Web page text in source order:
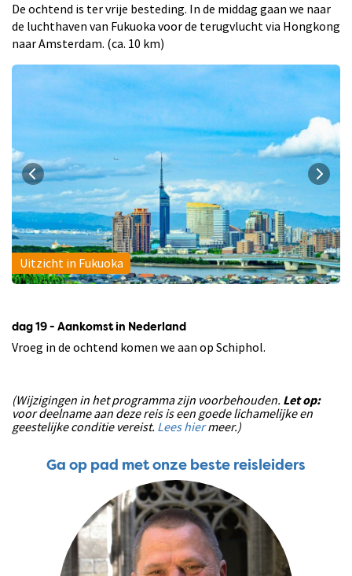
De ochtend is ter vrije besteding. In de middag gaan we naar
de luchthaven van Fukuoka voor de terugvlucht via Hongkong
naar Amsterdam. (ca. 10 km)
Uitzicht in Fukuoka
dag 19 - Aankomst in Nederland
Vroeg in de ochtend komen we aan op Schiphol.
(Wijzigingen in het programma zijn voorbehouden. Let op:
voor deelname aan deze reis is een goede lichamelijke en
geestelijke conditie vereist. Lees hiermeer.)
Ga op pad met onze beste reisleiders